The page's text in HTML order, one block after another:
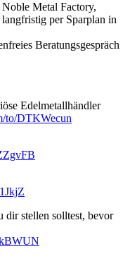
Metal Factory,
per Sparplan in
Beratungsgespräch
Edelmetallhändler
to/DTKWecun
dir stellen solltest, bevor